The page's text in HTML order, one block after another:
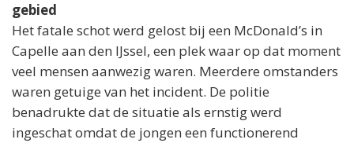
gebied
Het fatale schot werd gelost bij een McDonald’s in
Capelle aan den IJssel, een plek waar op dat moment
veel mensen aanwezig waren. Meerdere omstanders
waren getuige van het incident. De politie
benadrukte dat de situatie als ernstig werd
ingeschat omdat de jongen een functionerend